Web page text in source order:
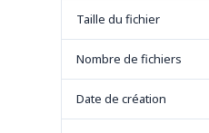
Taille du fichier
Nombre de fichiers
Date de création